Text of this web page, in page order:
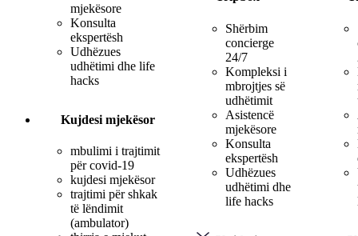
mjekësore
Konsulta
ekspertësh
Udhëzues
udhëtimi dhe life
hacks
Kujdesi mjekësor
mbulimi i trajtimit
për covid-19
kujdesi mjekësor
trajtimi për shkak
të lëndimit
(ambulator)
Shërbim
concierge
24/7
Kompleksi i
mbrojtjes së
udhëtimit
Asistencë
mjekësore
Konsulta
ekspertësh
Udhëzues
udhëtimi dhe
life hacks